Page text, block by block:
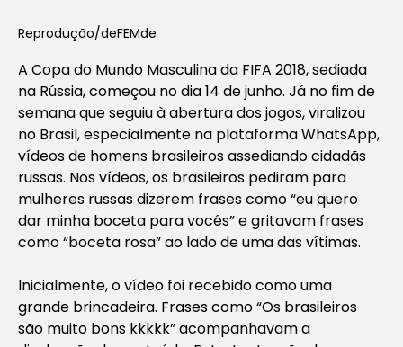
Reprodução/deFEMde
A Copa do Mundo Masculina da FIFA 2018, sediada
na Rússia, começou no dia 14 de junho. Já no fim de
semana que seguiu à abertura dos jogos, viralizou
no Brasil, especialmente na plataforma WhatsApp,
vídeos de homens brasileiros assediando cidadãs
russas. Nos vídeos, os brasileiros pediram para
mulheres russas dizerem frases como “eu quero
dar minha boceta para vocês” e gritavam frases
como “boceta rosa” ao lado de uma das vítimas.
Inicialmente, o vídeo foi recebido como uma
grande brincadeira. Frases como “Os brasileiros
são muito bons kkkkk” acompanhavam a